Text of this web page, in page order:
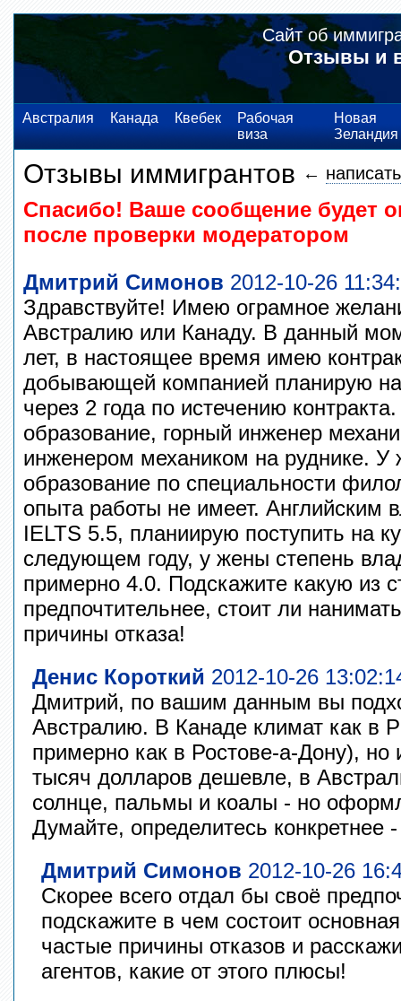
Сайт об
Отзывы и
Австралия Канада Квебек
Рабочая
виза
Новая
Зеландия
Отзывы иммигрантов ←
Спасибо! Ваше сообщение будет
после проверки модератором
Дмитрий Симонов 2012-10-26
Здравствуйте! Имею ограмное
Австралию или Канаду. В данный
лет, в настоящее время имею
добывающей компанией планирую
через 2 года по истечению
образование, горный инженер
инженером механиком на руднике.
образование по специальности
опыта работы не имеет. Английским
IELTS 5.5, планиирую поступить на
следующем году, у жены степень
примерно 4.0. Подскажите какую из
предпочтительнее, стоит ли
причины отказа!
Денис Короткий 2012-10-26
Дмитрий, по вашим данным вы
Австралию. В Канаде климат как в
примерно как в Ростове-а-Дону), но
тысяч долларов дешевле, в
солнце, пальмы и коалы - но
Думайте, определитесь конкретнее
Дмитрий Симонов 2012-10-26
Скорее всего отдал бы своё
подскажите в чем состоит
частые причины отказов и
агентов, какие от этого плюсы!